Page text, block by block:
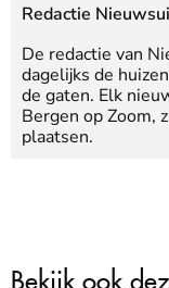
Redactie
De redactie van
dagelijks de
de gaten. Elk
Bergen op Zoom,
plaatsen.
Bekijk ook